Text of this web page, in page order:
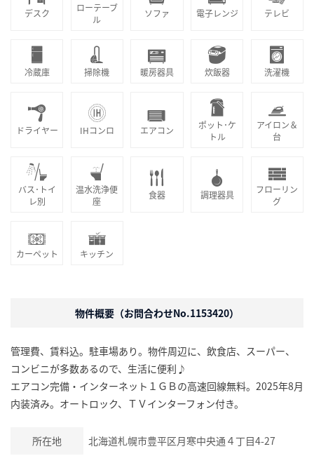
デスク
ローテーブ
ル
ソファ 電子レンジ テレビ
冷蔵庫 掃除機 暖房器具 炊飯器 洗濯機
ドライヤー IHコンロ エアコン
ポット･ケ
トル
アイロン＆
台
バス･トイ
レ別
温水洗浄便
座
食器 調理器具
フローリン
グ
カーペット キッチン
物件概要（お問合わせNo.1153420）
管理費、賃料込。駐車場あり。物件周辺に、飲食店、スーパー、
コンビニが多数あるので、生活に便利♪
エアコン完備・インターネット１ＧＢの高速回線無料。2025年8月
内装済み。オートロック、ＴＶインターフォン付き。
所在地 北海道札幌市豊平区月寒中央通４丁目4-27